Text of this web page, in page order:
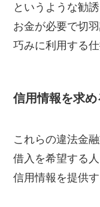
というような勧誘
お金が必要で切
巧みに利用する
信用情報を求
これらの違法金融
借入を希望する人
信用情報を提供